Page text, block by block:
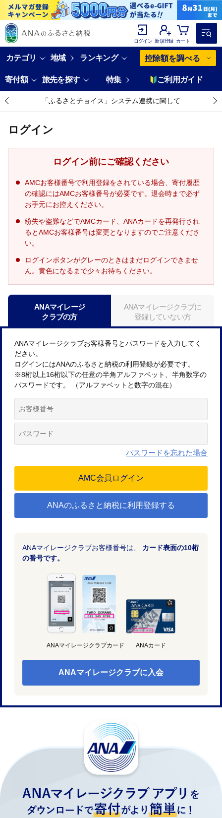
ログイン 新規登録 カート
カテゴリ 地域 ランキング 控除額を調べる
寄付額 旅先を探す 特集 ご利用ガイド
「ふるさとチョイス」システム連携に関して
ログイン
ログイン前にご確認ください
AMCお客様番号で利用登録をされている場合、寄付履歴
の確認にはAMCお客様番号が必要です。退会時まで必ず
お手元にお控えください。
紛失や盗難などでAMCカード、ANAカードを再発行され
るとAMCお客様番号は変更となりますのでご注意くださ
い。
ログインボタンがグレーのときはまだログインできませ
ん。黄色になるまで少々お待ちください。
ANAマイレージ
クラブの方
ANAマイレージクラブに
登録していない方
ANAマイレージクラブお客様番号とパスワードを入力してく
ださい。
ログインにはANAのふるさと納税の利用登録が必要です。
※8桁以上16桁以下の任意の半角アルファベット、半角数字の
パスワードです。 （アルファベットと数字の混在）
パスワードを忘れた場合
ANAのふるさと納税に利用登録する
ANAマイレージクラブお客様番号は、 カード表面の10桁
の番号です。
ANAマイレージクラブカード ANAカード
ANAマイレージクラブに入会